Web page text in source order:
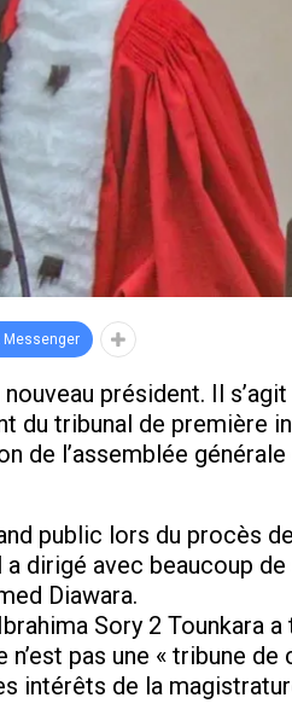
Messenger
président. Il s’agit
du tribunal de première
de l’assemblée
public lors du procès
dirigé avec beaucoup
Diawara.
Sory 2 Tounkara a
pas une « tribune de
intérêts de la